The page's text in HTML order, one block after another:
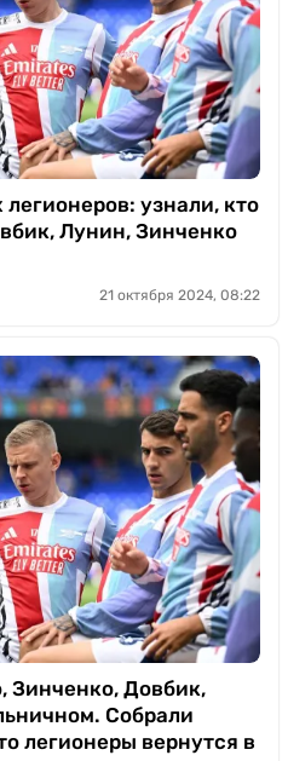
узнали, кто
Лунин, Зинченко
21 октября 2024, 08:22
Зинченко, Довбик,
Собрали
легионеры вернутся в